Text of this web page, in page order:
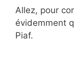
Allez, pour
évidemment
Piaf.